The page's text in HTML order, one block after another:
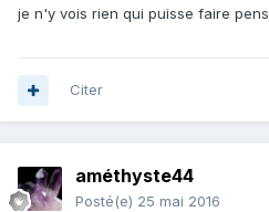
je n'y vois rien qui puisse faire
Citer
améthyste44
Posté(e) 25 mai 2016